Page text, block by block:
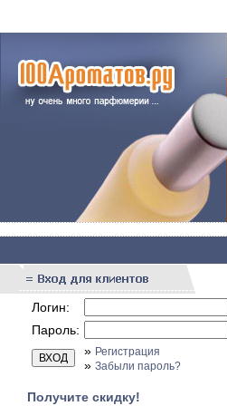
Логин:
Пароль:
» Регистрация
» Забыли пароль?
Получите скидку!